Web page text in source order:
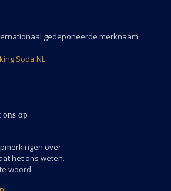
gedeponeerde merknaam
Soda NL
ons op
over
het ons weten.
woord.